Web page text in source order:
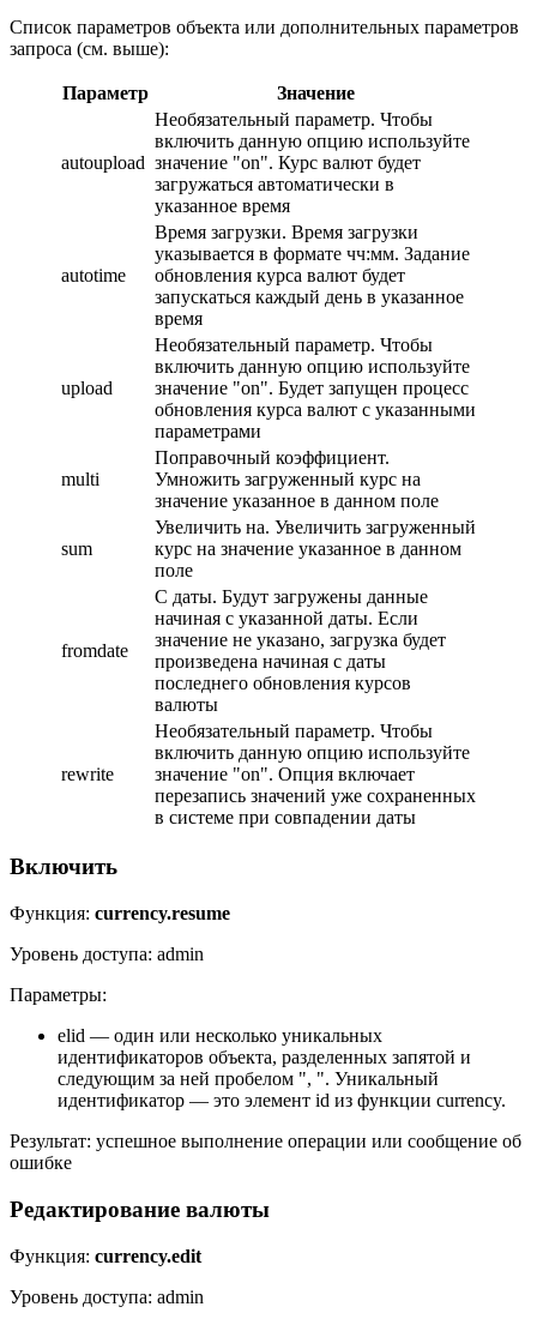
Список параметров объекта или дополнительных параметров
запроса (см. выше):
Параметр Значение
autoupload
Необязательный параметр. Чтобы
включить данную опцию используйте
значение "on". Курс валют будет
загружаться автоматически в
указанное время
autotime
Время загрузки. Время загрузки
указывается в формате чч:мм. Задание
обновления курса валют будет
запускаться каждый день в указанное
время
upload
Необязательный параметр. Чтобы
включить данную опцию используйте
значение "on". Будет запущен процесс
обновления курса валют с указанными
параметрами
multi
Поправочный коэффициент.
Умножить загруженный курс на
значение указанное в данном поле
sum
Увеличить на. Увеличить загруженный
курс на значение указанное в данном
поле
fromdate
С даты. Будут загружены данные
начиная с указанной даты. Если
значение не указано, загрузка будет
произведена начиная с даты
последнего обновления курсов
валюты
rewrite
Необязательный параметр. Чтобы
включить данную опцию используйте
значение "on". Опция включает
перезапись значений уже сохраненных
в системе при совпадении даты
Включить
Функция: currency.resume
Уровень доступа: admin
Параметры:
elid — один или несколько уникальных
идентификаторов объекта, разделенных запятой и
следующим за ней пробелом ", ". Уникальный
идентификатор — это элемент id из функции currency.
Результат: успешное выполнение операции или сообщение об
ошибке
Редактирование валюты
Функция: currency.edit
Уровень доступа: admin